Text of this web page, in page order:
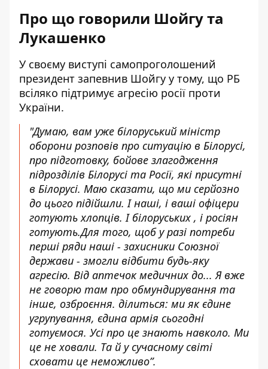
Про що говорили Шойгу та
Лукашенко
У своєму виступі самопроголошений
президент запевнив Шойгу у тому, що РБ
всіляко підтримує агресію росії проти
України.
"Думаю, вам уже білоруський міністр
оборони розповів про ситуацію в Білорусі,
про підготовку, бойове злагодження
підрозділів Білорусі та Росії, які присутні
в Білорусі. Маю сказати, що ми серйозно
до цього підійшли. І наші, і ваші офіцери
готують хлопців. І білоруських , і росіян
готують.Для того, щоб у разі потреби
перші ряди наші - захисники Союзної
держави - змогли відбити будь-яку
агресію. Від аптечок медичних до... Я вже
не говорю там про обмундирування та
інше, озброєння. ділиться: ми як єдине
угрупування, єдина армія сьогодні
готуємося. Усі про це знають навколо. Ми
це не ховали. Та й у сучасному світі
сховати це неможливо”.